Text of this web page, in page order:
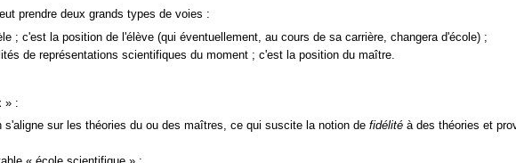
prendre deux grands types de voies :
; c'est la position de l'élève (qui éventuellement, au cours de sa carrière, changera d'école) ;
de représentations scientifiques du moment ; c'est la position du maître.
»:
sur les théories du ou des maîtres, ce qui suscite la notion de fidélitéà des théories et